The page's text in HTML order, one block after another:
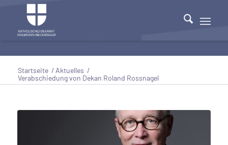
Startseite / Aktuelles /
Verabschiedung von Dekan Roland Rossnagel